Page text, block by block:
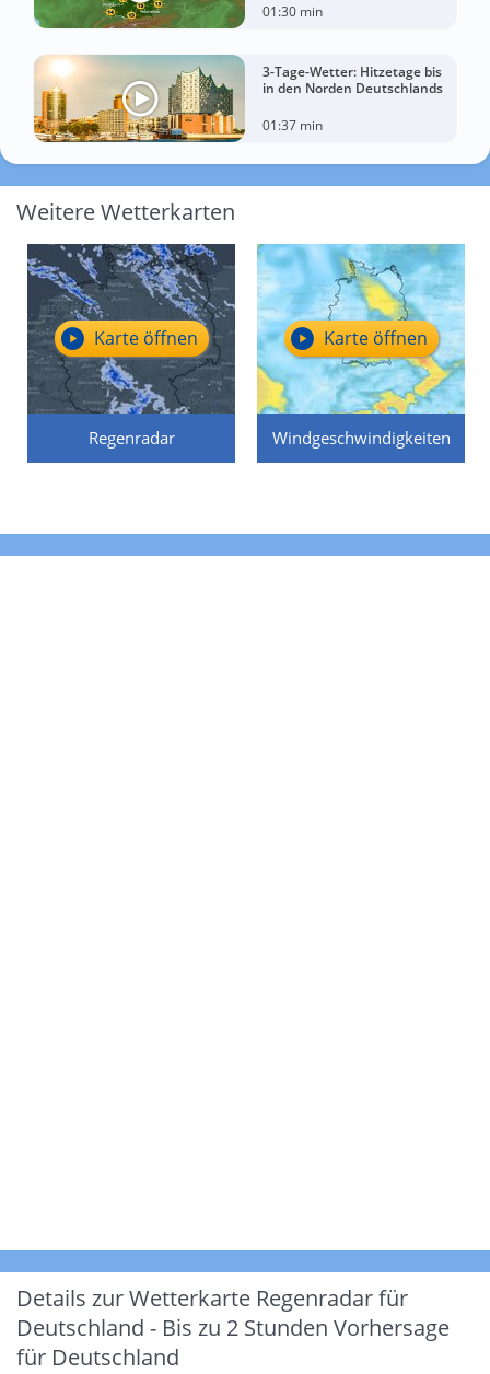
01:30 min
3-Tage-Wetter: Hitzetage bis
in den Norden Deutschlands
01:37 min
Weitere Wetterkarten
Regenradar
Karte öffnen
Windgeschwindigkeiten
Karte öffnen
Details zur Wetterkarte Regenradar für
Deutschland - Bis zu 2 Stunden Vorhersage
für Deutschland